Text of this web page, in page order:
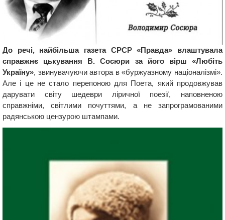
До речі, найбільша газета СРСР «Правда» влаштувала
справжнє цькування В. Сосюри за його вірш «Любіть
Україну», звинувачуючи автора в «буржуазному націоналізмі».
Але і це не стало перепоною для Поета, який продовжував
дарувати світу шедеври ліричної поезії, наповненою
справжніми, світлими почуттями, а не запрограмованими
радянською цензурою штампами.